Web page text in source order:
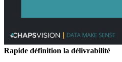
Rapide définition la délivrabilité